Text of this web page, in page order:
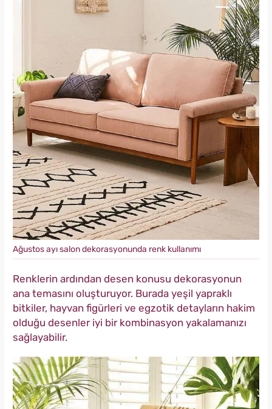
Ağustos ayı salon dekorasyonunda renk kullanımı
Renklerin ardından desen konusu dekorasyonun
ana temasını oluşturuyor. Burada yeşil yapraklı
bitkiler, hayvan figürleri ve egzotik detayların hakim
olduğu desenler iyi bir kombinasyon yakalamanızı
sağlayabilir.